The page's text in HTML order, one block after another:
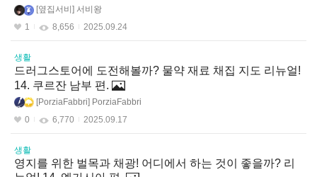
옆집서비
서비왕
1
8,656 2025.09.24
생활
드러그스토어에 도전해볼까? 물약 재료 채집 지도 리뉴얼!
14. 쿠르잔 남부 편.
PorziaFabbri
PorziaFabbri
0
6,770 2025.09.17
생활
영지를 위한 벌목과 채광! 어디에서 하는 것이 좋을까? 리